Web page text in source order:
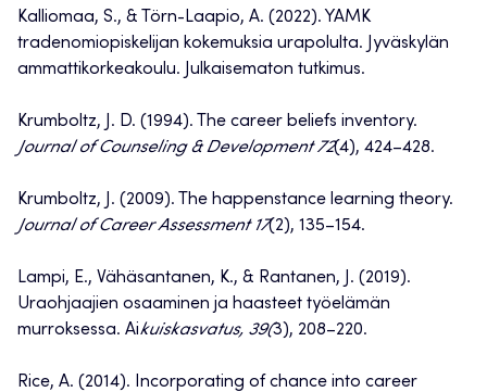
Kalliomaa, S., & Törn-Laapio, A. (2022). YAMK
tradenomiopiskelijan kokemuksia urapolulta. Jyväskylän
ammattikorkeakoulu. Julkaisematon tutkimus.
Krumboltz, J. D. (1994). The career beliefs inventory.
Journal of Counseling & Development 72(4), 424–428.
Krumboltz, J. (2009). The happenstance learning theory.
Journal of Career Assessment 17(2), 135–154.
Lampi, E., Vähäsantanen, K., & Rantanen, J. (2019).
Uraohjaajien osaaminen ja haasteet työelämän
murroksessa. Aikuiskasvatus, 39(3), 208–220.
Rice, A. (2014). Incorporating of chance into career